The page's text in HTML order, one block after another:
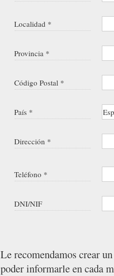
Localidad *
Provincia *
Código Postal *
País *
Dirección *
Teléfono *
DNI/NIF
Le recomendamos crear
poder informarle en cada